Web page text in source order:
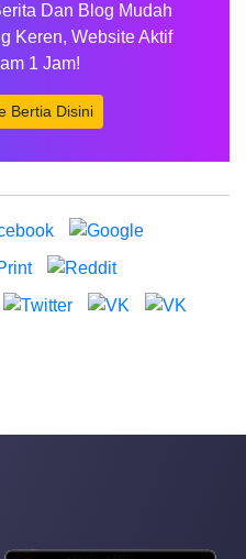
Dan Blog Mudah
Keren, Website Aktif
1 Jam!
Bertia Disini